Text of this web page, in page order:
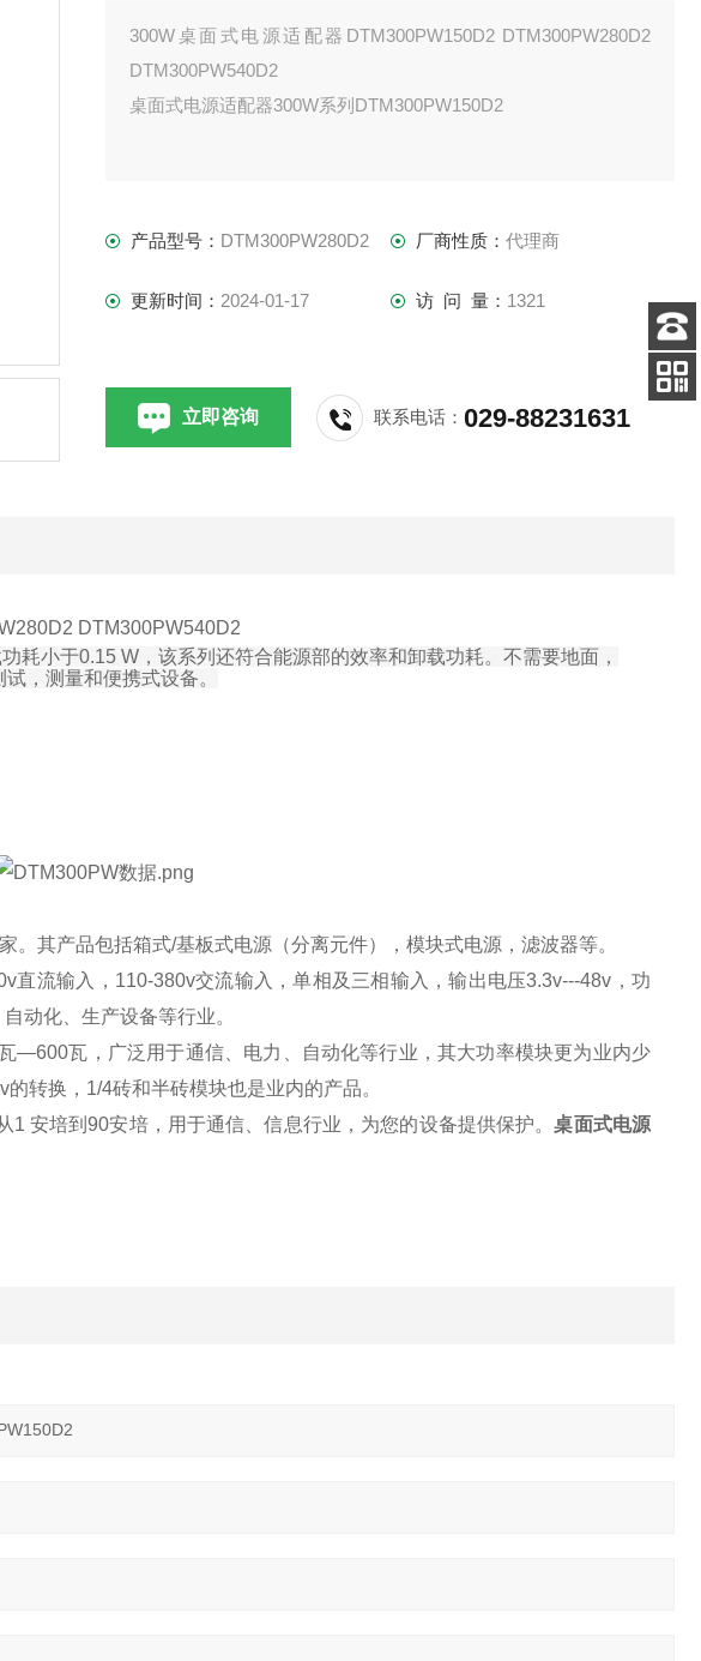
300W桌面式电源适配器DTM300PW150D2 DTM300PW280D2
DTM300PW540D2
桌面式电源适配器300W系列DTM300PW150D2
DTM110-C8系列适合于各种电子设备应用，加上工业测试，测量
产品型号： DTM300PW280D2 厂商性质： 代理商
更新时间： 2024-01-17 访 问 量： 1321
立即咨询 联系电话：029-88231631
DTM300PW540D2
功耗小于0.15 W，该系列还符合能源部的效率和卸载功耗。不需要地面，
，测量和便携式设备。
其产品包括箱式/基板式电源（分离元件），模块式电源，滤波器等。
直流输入，110-380v交流输入，单相及三相输入，输出电压3.3v---48v，功
动化、生产设备等行业。
—600瓦，广泛用于通信、电力、自动化等行业，其大功率模块更为业内少
转换，1/4砖和半砖模块也是业内的产品。
安培到90安培，用于通信、信息行业，为您的设备提供保护。桌面式电源
客服
电话